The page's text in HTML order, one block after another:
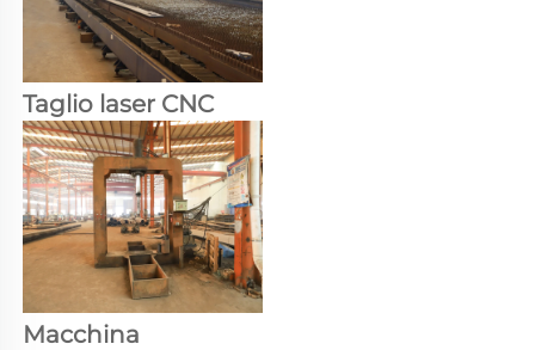
Taglio laser CNC
Macchina